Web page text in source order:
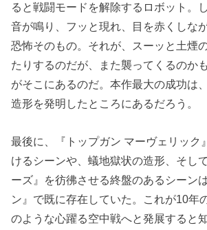
ると戦闘モードを解除するロボット。
音が鳴り、フッと現れ、目を赤くしな
恐怖そのもの。それが、スーッと土煙
たりするのだが、また襲ってくるのか
がそこにあるのだ。本作最大の成功は
造形を発明したところにあるだろう。
最後に、『トップガン マーヴェリック
けるシーンや、蟻地獄状の造形、そし
ーズ』を彷彿させる終盤のあるシーン
ン』で既に存在していた。これが10年
のような心躍る空中戦へと発展すると